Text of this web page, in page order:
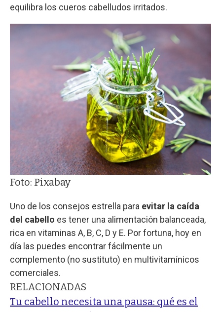
equilibra los cueros cabelludos irritados.
Foto: Pixabay
Uno de los consejos estrella para evitar la caída
del cabello es tener una alimentación balanceada,
rica en vitaminas A, B, C, D y E. Por fortuna, hoy en
día las puedes encontrar fácilmente un
complemento (no sustituto) en multivitamínicos
comerciales.
RELACIONADAS
Tu cabello necesita una pausa: qué es el